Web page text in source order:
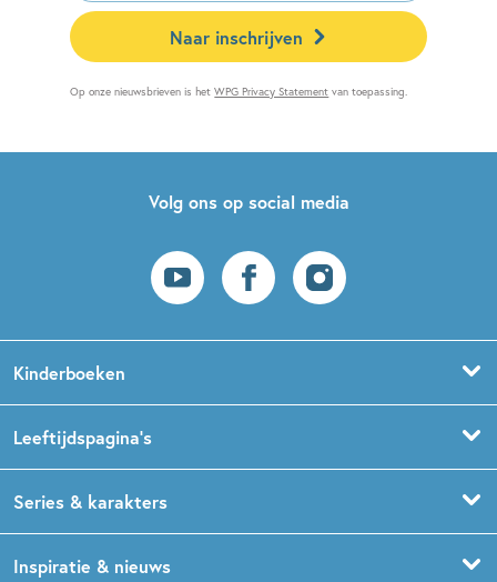
Naar inschrijven
Op onze nieuwsbrieven is hetWPG Privacy Statement van toepassing.
Volg ons op social media
Kinderboeken
Prentenboeken
Babyboeken
Leeftijdspagina’s
Boekentips 1,5 - 3 jaar
Series & karakters
Inspiratie & nieuws